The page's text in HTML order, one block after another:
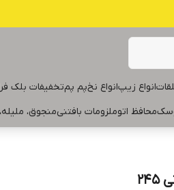
انواع زیپانواع نخپم پمتخفیفات بلک
محافظ اتوملزومات بافتنیمنجوق،